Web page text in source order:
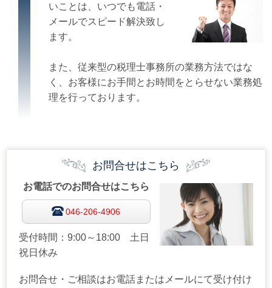
いことは、いつでも電話・
メールでスピード解決致し
ます。
また、従来型の税理士事務所の業務方法ではな
く、お客様にお手間とお時間をとらせない業務処
理を行っております。
お問合せはこちら
お電話でのお問合せはこちら
046-206-4906
受付時間：9:00～18:00 土日
祝日休み
お問合せ・ご相談はお電話またはメールにて受け付け